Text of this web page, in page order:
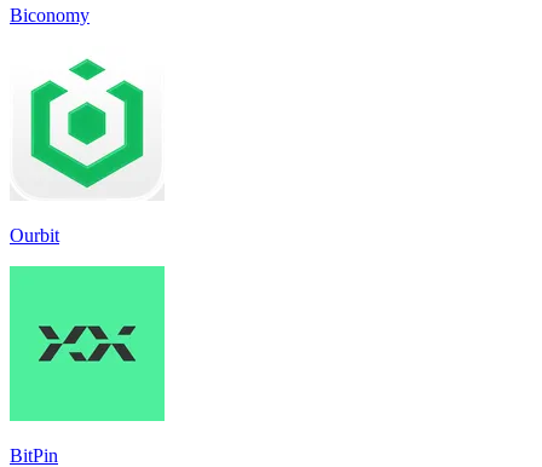
Biconomy
Ourbit
BitPin